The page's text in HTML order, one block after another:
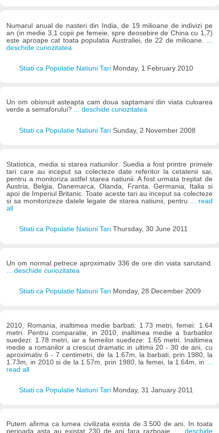
Numarul anual de nasteri din India, de 19 milioane de indivizi pe
an (in medie 3,1 copii pe femeie, spre deosebire de China cu 1,7)
este aproape cat toata populatia Australiei, de 22 de milioane.
deschide curiozitatea
Stiati ca Populatie Natiuni Tari Monday, 1 February 2010
Un om obisnuit asteapta cam doua saptamani din viata culoarea
verde a semaforului? ... deschide curiozitatea
Stiati ca Populatie Natiuni Tari Sunday, 2 November 2008
Statistica, media si starea natiunilor. Suedia a fost printre primele
tari care au inceput sa colecteze date referitor la cetatenii sai,
pentru a monitoriza astfel starea natiunii. A fost urmata treptat de
Austria, Belgia, Danemarca, Olanda, Franta, Germania, Italia si
apoi de Imperiul Britanic. Toate aceste tari au inceput sa colecteze
si sa monitorizeze datele legate de starea natiunii, pentru ... read
all
Stiati ca Populatie Natiuni Tari Thursday, 30 June 2011
Un om normal petrece aproximativ 336 de ore din viata sarutand.
... deschide curiozitatea
Stiati ca Populatie Natiuni Tari Monday, 28 December 2009
2010, Romania, inaltimea medie barbati: 1.73 metri, femei: 1.64
metri. Pentru comparatie, in 2010, inaltimea medie a barbatilor
suedezi: 1.78 metri, iar a femeilor suedeze: 1.65 metri. Inaltimea
medie a romanilor a crescut dramatic in ultimii 20 - 30 de ani, cu
aproximativ 6 - 7 centimetri, de la 1.67m, la barbati, prin 1980, la
1.73m, in 2010 si de la 1.57m, prin 1980, la femei, la 1.64m, in
read all
Stiati ca Populatie Natiuni Tari Monday, 31 January 2011
Putem afirma ca lumea civilizata exista de 3.500 de ani. In toata
perioada asta au existat 230 de ani fara razboaie. ... deschide